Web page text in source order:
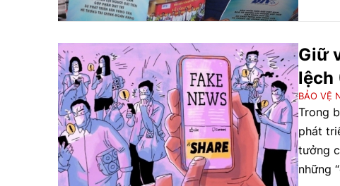
Giữ
lệch
BẢO VỆ
Trong
phát
tưởng
những